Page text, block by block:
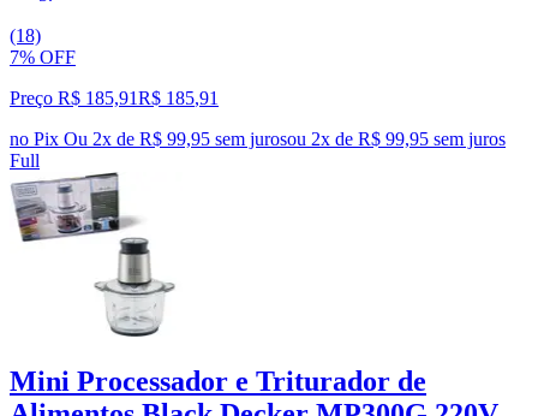
(18)
7% OFF
Preço R$ 185,91R$ 185,91
no Pix Ou 2x de R$ 99,95 sem jurosou 2x de R$ 99,95 sem juros
Full
Mini Processador e Triturador de